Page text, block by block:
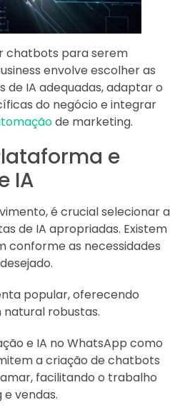
chatbots para serem
envolve escolher as
IA adequadas, adaptar o
do negócio e integrar
de marketing.
e
IA
é crucial selecionar a
de IA apropriadas. Existem
conforme as necessidades
popular, oferecendo
robustas.
e IA no WhatsApp como
a criação de chatbots
facilitando o trabalho
vendas.